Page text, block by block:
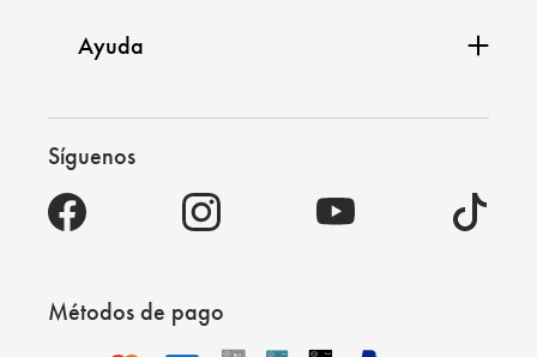
Ayuda
Síguenos
Métodos de pago